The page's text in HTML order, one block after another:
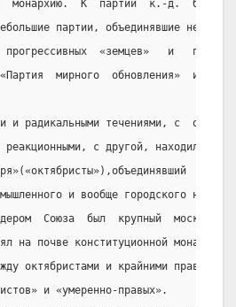
монархию.  К  партии  к.-д.  близко
партии, объединявшие
прогрессивных  «земцев»   и
мирного  обновления»  и
и радикальными течениями, с  одной
реакционными, с другой, находился
и вообще городского
Союза  был  крупный
на почве конституционной монархии,
октябристами и крайними правыми
и «умеренно-правых».